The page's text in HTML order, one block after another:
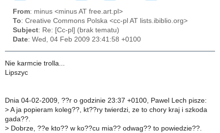
From: minus <minus AT free.art.pl>
To: Creative Commons Polska <cc-pl AT lists.ibiblio.org>
Subject: Re: [Cc-pl] (brak tematu)
Date: Wed, 04 Feb 2009 23:41:58 +0100
Nie karmcie trolla...
Lipszyc
Dnia 04-02-2009, ??r o godzinie 23:37 +0100, Pawel Lech pisze:
> A ja popieram koleg??, kt??ry twierdzi, ze to chory kraj i szkoda
gada??.
> Dobrze, ??e kto?? w ko??cu mia?? odwag?? to powiedzie??.